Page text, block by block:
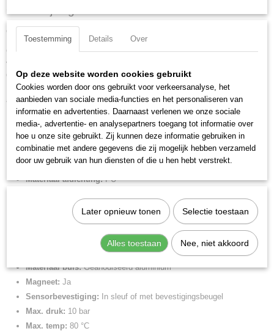
1213400080XP
8024986802122
1213400080XP
Netto gewicht
0,98 Kg
Cilinder ISO 15552 -3- d 40 slag 80 dema.
Cilinder volgens ISO 15552 met glad buisprofiel welke aan 1 zijde is
voorzien van sensorsleuven
Ook verkrijgbaar als enkelwerkend of met doorlopende zuigerstang
Brede keus in afdichtingen zoals: NBR, FKM/FPM, low-temp en speciale
afschrapers op de zuigerstang.
Merk:Metal Work
Diameter:40 mm
Slag:80 mm
Aansluiting perslucht:1/4" BSPP
Materiaal afdichting:PU
Zuigerstangschroefdraad:M12x1,25
Zuigerstangdiameter:16 mm
Aluminium
Gecoat aluminium
Materiaal buis:Geanodiseerd aluminium
Magneet: Ja
Sensorbevestiging:
In sleuf of met bevestigingsbeugel
Max. druk: 10 bar
Max. temp: 80 °C
Toestemming Details Over
Op deze website worden cookies gebruikt
Cookies worden door ons gebruikt voor verkeersanalyse, het
aanbieden van sociale media-functies en het personaliseren van
informatie en advertenties. Daarnaast verlenen we onze sociale
media-, advertentie- en analysepartners toegang tot informatie over
hoe u onze site gebruikt. Zij kunnen deze informatie gebruiken in
combinatie met andere gegevens die zij mogelijk hebben verzameld
door uw gebruik van hun diensten of die u hen hebt verstrekt.
Later opnieuw tonen Selectie toestaan
Alles toestaan Nee, niet akkoord